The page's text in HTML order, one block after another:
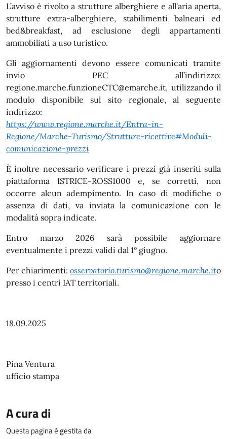
L’avviso è rivolto a strutture alberghiere e all'aria aperta,
strutture extra-alberghiere, stabilimenti balneari ed
bed&breakfast, ad esclusione degli appartamenti
ammobiliati a uso turistico.
Gli aggiornamenti devono essere comunicati tramite
invio PEC all’indirizzo:
regione.marche.funzioneCTC@emarche.it, utilizzando il
modulo disponibile sul sito regionale, al seguente
indirizzo:
https://www.regione.marche.it/Entra-in-
Regione/Marche-Turismo/Strutture-ricettive#Moduli-
comunicazione-prezzi
È inoltre necessario verificare i prezzi già inseriti sulla
piattaforma ISTRICE-ROSS1000 e, se corretti, non
occorre alcun adempimento. In caso di modifiche o
assenza di dati, va inviata la comunicazione con le
modalità sopra indicate.
Entro marzo 2026 sarà possibile aggiornare
eventualmente i prezzi validi dal 1° giugno.
Per chiarimenti: osservatorio.turismo@regione.marche.ito
presso i centri IAT territoriali.
18.09.2025
Pina Ventura
ufficio stampa
A cura di
Questa pagina è gestita da